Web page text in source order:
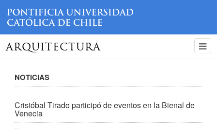
ARQUITECTURA
NOTICIAS
Cristóbal Tirado participó de eventos en la Bienal de
Venecia